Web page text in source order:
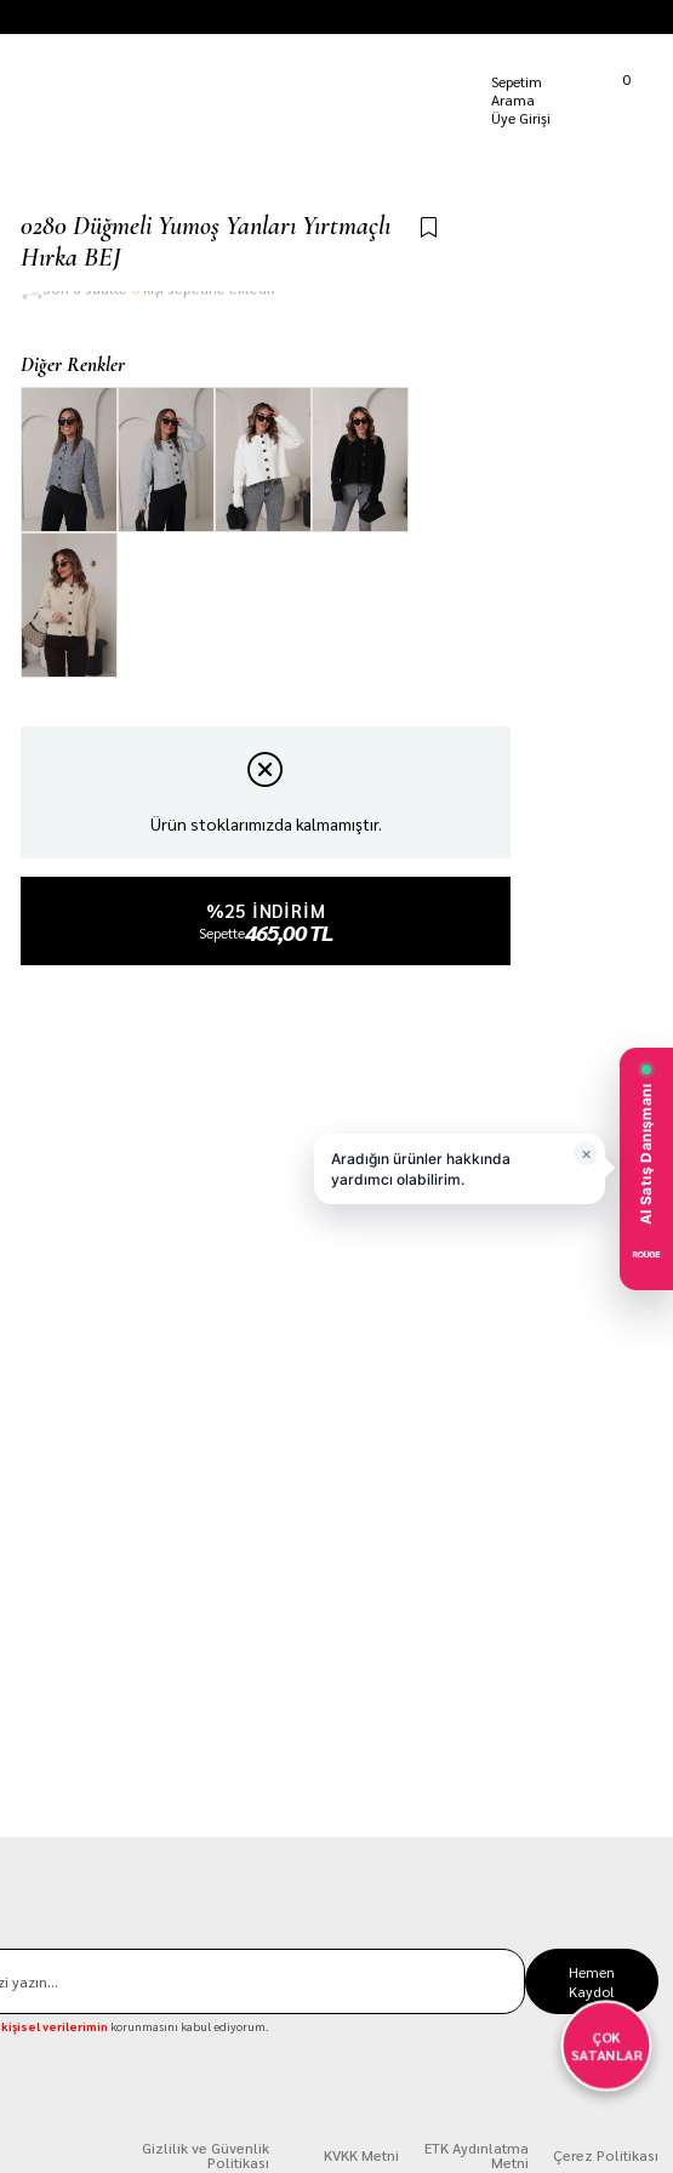
Sepetim
0
Üye Girişi
0280 Düğmeli Yumoş Yanları Yırtmaçlı
Hırka BEJ
kişi sepetine ekledi!
Diğer Renkler
Ürün stoklarımızda kalmamıştır.
%25 INDIRIM
Sepette465,00 TL
Hemen
Kaydol
kişisel verilerimin korunmasını kabul ediyorum.
Gizlilik ve Güvenlik
Politikası KVKK Metni ETK Aydınlatma
Metni Çerez Politikası
ÇOK
SATANLAR